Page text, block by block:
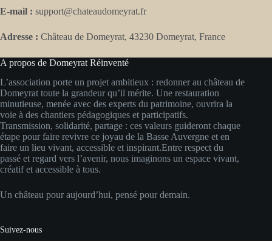
E-mail : support@chateaudomeyrat.fr
Adresse : Château de Domeyrat, 43230 Domeyrat, France
A propos de Domeyrat Réinventé
L’association porte un projet ambitieux : redonner au château de
Domeyrat toute la grandeur qu’il mérite. Une restauration
minutieuse, menée avec des experts du patrimoine, ouvrira la
voie à des chantiers pédagogiques et participatifs.
Transmission, solidarité, partage : ces valeurs guideront chaque
étape pour faire revivre ce joyau de la Basse Auvergne et en
faire un lieu vivant, accessible et inspirant.Entre respect du
passé et regard vers l’avenir, nous imaginons un espace vivant,
créatif et accessible à tous.
Un château pour aujourd’hui, pensé pour demain.
Suivez-nous